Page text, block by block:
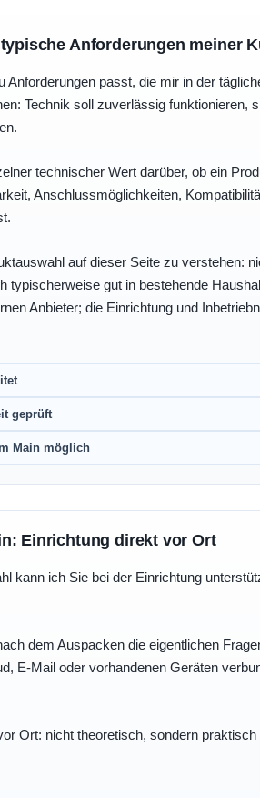
Anforderungen meiner
passt, die mir in der
Technik soll zuverlässig funktionieren,
technischer Wert darüber, ob ein
Anschlussmöglichkeiten,
auf dieser Seite zu verstehen:
typischerweise gut in bestehende
Anbieter; die Einrichtung und
geprüft
Main möglich
Einrichtung direkt vor Ort
kann ich Sie bei der Einrichtung
dem Auspacken die eigentlichen
E-Mail oder vorhandenen Geräten
Ort: nicht theoretisch, sondern